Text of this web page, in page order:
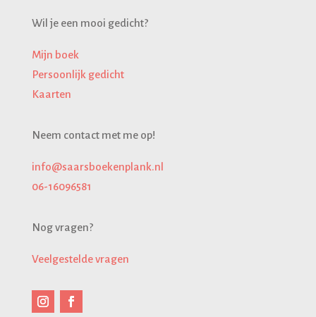
Wil je een mooi gedicht?
Mijn boek
Persoonlijk gedicht
Kaarten
Neem contact met me op!
info@saarsboekenplank.nl
06-16096581
Nog vragen?
Veelgesteldevragen